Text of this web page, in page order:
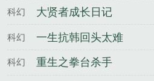
科幻 大贤者成长日记
科幻 一生抗韩回头太难
科幻 重生之拳台杀手